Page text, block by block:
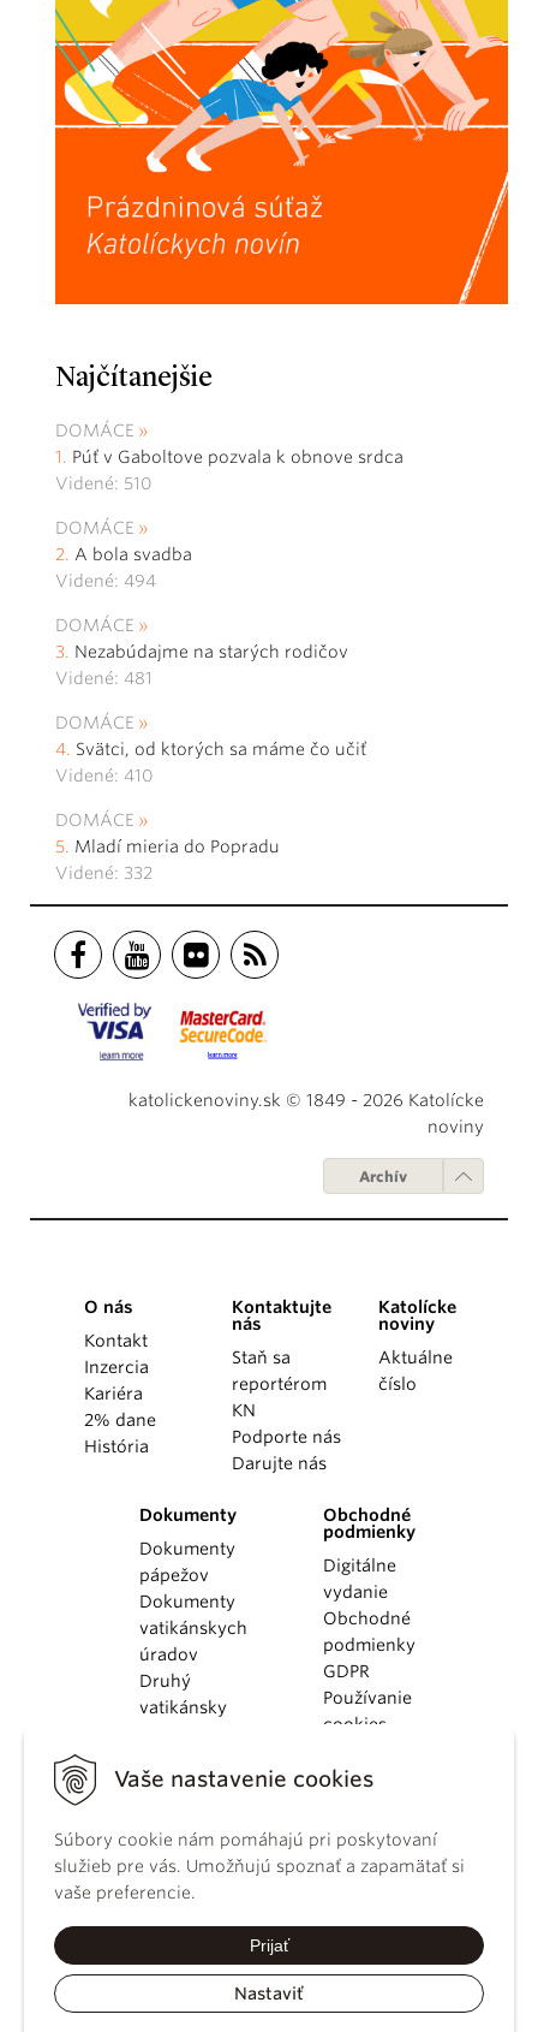
Vaše nastavenie cookies
Súbory cookie nám pomáhajú pri poskytovaní
služieb pre vás. Umožňujú spoznať a zapamätať si
vaše preferencie.
Prijať
Nastaviť
Najčítanejšie
DOMÁCE
Púť v Gaboltove pozvala k obnove srdca
Videné: 510
DOMÁCE
A bola svadba
Videné: 494
DOMÁCE
Nezabúdajme na starých rodičov
Videné: 481
DOMÁCE
Svätci, od ktorých sa máme čo učiť
Videné: 410
DOMÁCE
Mladí mieria do Popradu
Videné: 332
katolickenoviny.sk © 1849 - 2026 Katolícke
noviny
Archív
O nás
Kontakt
Inzercia
Kariéra
2% dane
História
Kontaktujte
nás
Staň sa
reportérom
KN
Podporte nás
Darujte nás
Katolícke
noviny
Aktuálne
číslo
Dokumenty
Dokumenty
pápežov
Dokumenty
vatikánskych
úradov
Druhý
vatikánsky
KBS
kánonického
práva
Katechizmus
Obchodné
podmienky
Digitálne
vydanie
Obchodné
podmienky
GDPR
Používanie
cookies